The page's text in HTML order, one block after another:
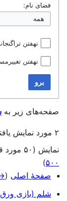
فضای نام:
نهفتن
نهفتن
برو
صفحه‌های زیر به
۲ مورد نمایش یافته است.
نمایش ( ۵۰ مورد قبلی
۵۰۰)
صفحهٔ اصلی (
شلم (بازی